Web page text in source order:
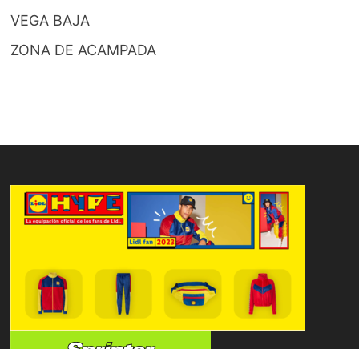
VEGA BAJA
ZONA DE ACAMPADA